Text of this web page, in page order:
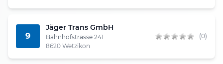
9
Jäger Trans GmbH
Bahnhofstrasse 241
8620 Wetzikon
(0)